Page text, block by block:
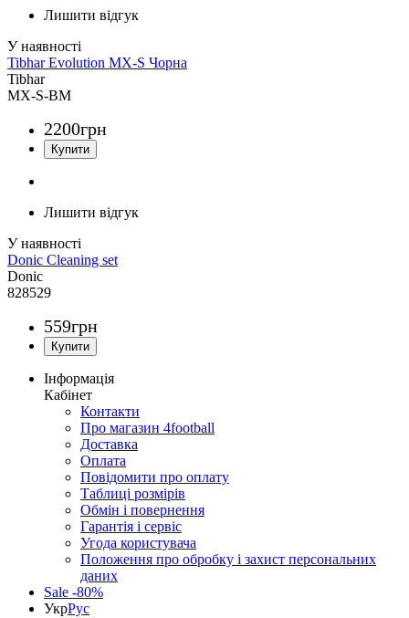
Лишити відгук
Tibhar Evolution MX-S Чорна
Tibhar
MX-S-BM
2200грн
Лишити відгук
Donic Cleaning set
Donic
828529
559грн
Інформація
Кабінет
Контакти
Про магазин 4football
Доставка
Оплата
Повідомити про оплату
Таблиці розмірів
Обмін і повернення
Гарантія і сервіс
Угода користувача
Положення про обробку і захист персональних
даних
Sale -80%
УкрРус